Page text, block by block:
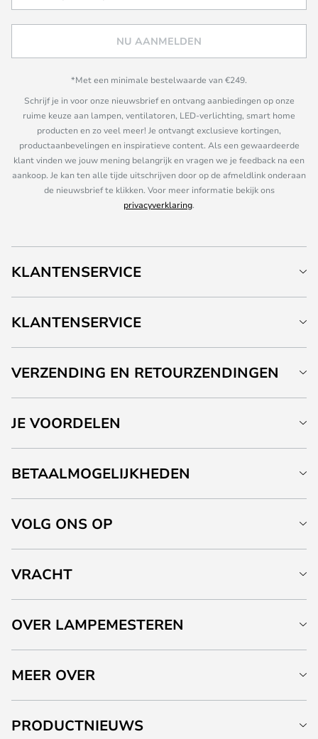
NU AANMELDEN
*Met een minimale bestelwaarde van €249.
Schrijf je in voor onze nieuwsbrief en ontvang aanbiedingen op onze
ruime keuze aan lampen, ventilatoren, LED-verlichting, smart home
producten en zo veel meer! Je ontvangt exclusieve kortingen,
productaanbevelingen en inspiratieve content. Als een gewaardeerde
klant vinden we jouw mening belangrijk en vragen we je feedback na een
aankoop. Je kan ten alle tijde uitschrijven door op de afmeldlink onderaan
de nieuwsbrief te klikken. Voor meer informatie bekijk ons
privacyverklaring.
KLANTENSERVICE
KLANTENSERVICE
VERZENDING EN RETOURZENDINGEN
JE VOORDELEN
BETAALMOGELIJKHEDEN
VOLG ONS OP
VRACHT
OVER LAMPEMESTEREN
MEER OVER
PRODUCTNIEUWS